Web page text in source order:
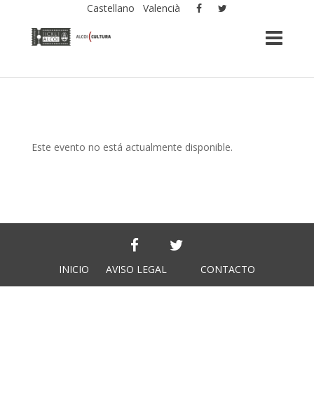
Castellano Valencià
Este evento no está actualmente disponible.
INICIO AVISO LEGAL CONTACTO